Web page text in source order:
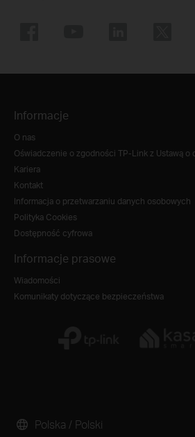
Informacje
O nas
Oświadczenie o zgodności TP-Link z Ustawą o
Kariera
Kontakt
Informacja o przetwarzaniu danych osobowych
Polityka Cookies
Dostępność cyfrowa
Informacje prasowe
Wiadomości
Komunikaty dotyczące bezpieczeństwa
Polska / Polski